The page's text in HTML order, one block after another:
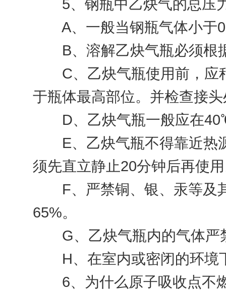
5、钢瓶中乙炔气的总压力
A、一般当钢瓶气体小于
B、溶解乙炔气瓶必须根据
C、乙炔气瓶使用前，应稍
于瓶体最高部位。并检查接
D、乙炔气瓶一般应在40℃
E、乙炔气瓶不得靠近热源
须先直立静止20分钟后再使
F、严禁铜、银、汞等及其
65%。
G、乙炔气瓶内的气体严
H、在室内或密闭的环境
6、为什么原子吸收点不